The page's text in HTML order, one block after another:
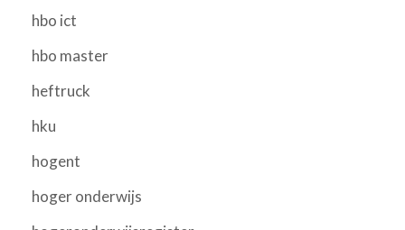
hbo ict
hbo master
heftruck
hku
hogent
hoger onderwijs